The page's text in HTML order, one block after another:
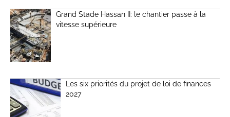
Grand Stade Hassan II: le chantier passe à la
vitesse supérieure
Les six priorités du projet de loi de finances
2027